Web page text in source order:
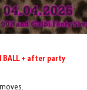
BALL + after party